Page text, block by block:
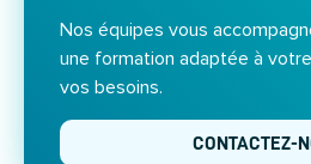
Nos équipes vous
une formation adaptée à
vos besoins.
CONTACTEZ-